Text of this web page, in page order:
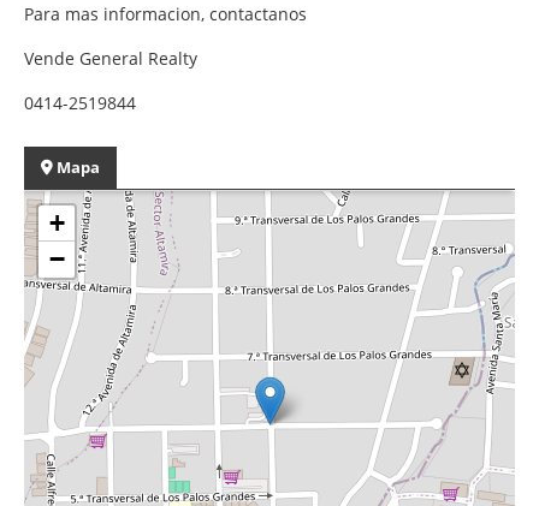
Para mas informacion, contactanos
Vende General Realty
0414-2519844
Mapa
+
−